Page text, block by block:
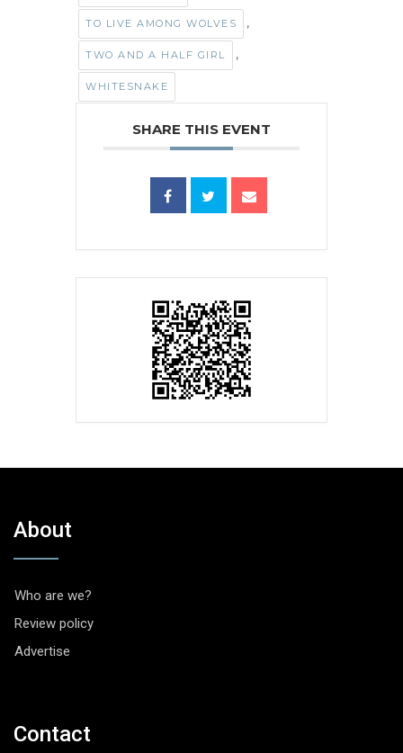
TO LIVE AMONG WOLVES ,
TWO AND A HALF GIRL ,
WHITESNAKE
SHARE THIS EVENT
About
Who are we?
Review policy
Advertise
Contact